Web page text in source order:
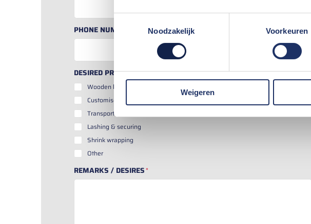
Toestemmingsselectie
Noodzakelijk
Voorkeuren
Weigeren
PHONE NUMBER
DESIRED PRODUCTS / SERVICES*
Wooden boxes
Customised pallets
Transport saddles
Lashing & securing
Shrink wrapping
Other
REMARKS / DESIRES*